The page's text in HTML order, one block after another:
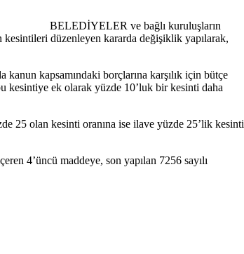
BELEDİYELER ve bağlı kuruluşların
kesintileri düzenleyen kararda değişiklik yapılarak,
kapsamındaki borçlarına karşılık için bütçe
kesintiye ek olarak yüzde 10’luk bir kesinti daha
25 olan kesinti oranına ise ilave yüzde 25’lik kesinti
4’üncü maddeye, son yapılan 7256 sayılı